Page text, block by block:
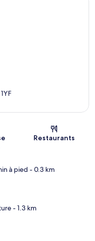
Restaurants
à pied - 0.3 km
- 1.3 km